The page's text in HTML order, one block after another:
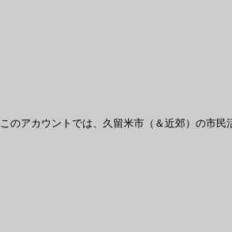
このアカウントでは、久留米市（＆近郊）の市民